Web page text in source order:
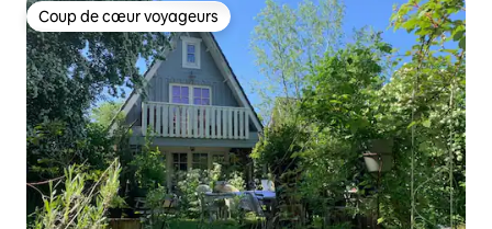
Coup de cœur voyageurs
Coup de cœur voyageurs